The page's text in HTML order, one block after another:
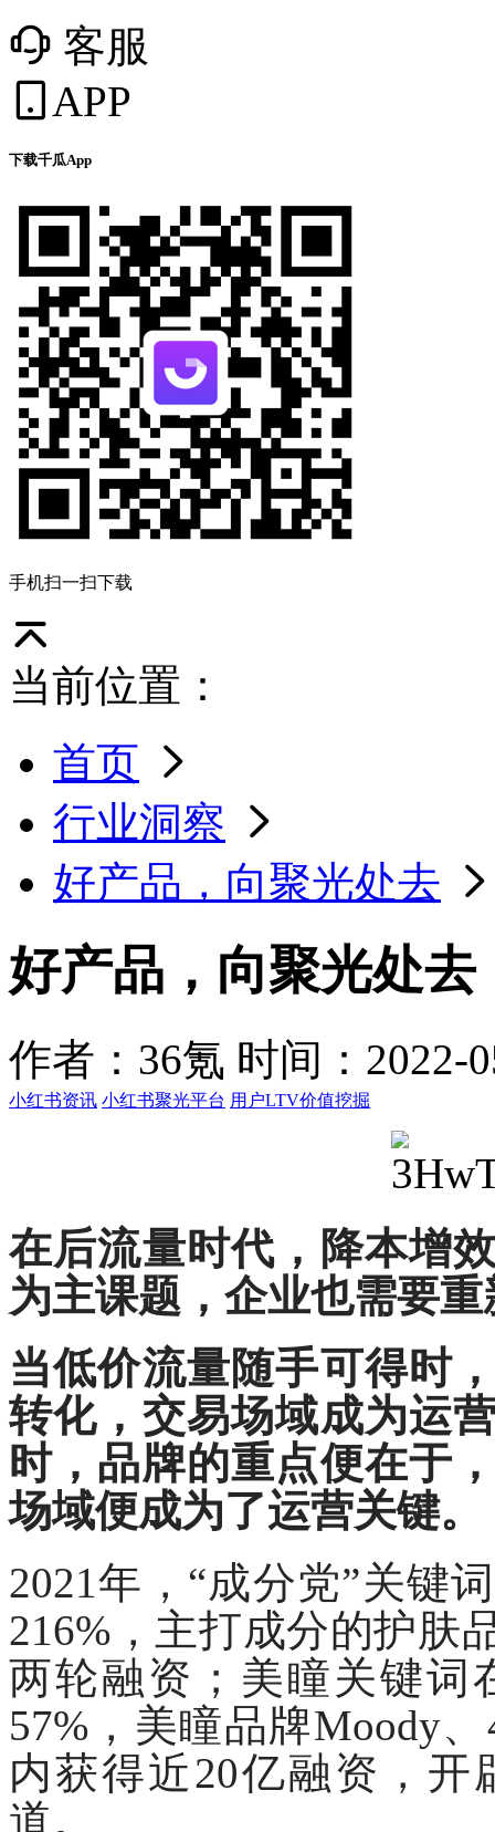
客服
APP
下载千瓜App
手机扫一扫下载
当前位置：
首页
行业洞察
好产品，向聚光处去
好产品，向聚光处去
作者：36氪 时间：2022-
小红书资讯 小红书聚光平台 用户LTV价值挖掘
在后流量时代，降本增
为主课题，企业也需要
当低价流量随手可得时
转化，交易场域成为运
时，品牌的重点便在于
场域便成为了运营关键。
2021年，“成分党”关键
216%，主打成分的护肤
两轮融资；美瞳关键词
57%，美瞳品牌Moody
内获得近20亿融资，
道。